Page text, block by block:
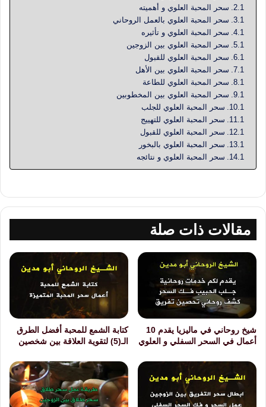
سحر المحبة العلوي و أهميته
سحر المحبة العلوي بالعمل الروحاني
سحر المحبة العلوي و تأثيره
سحر المحبة العلوي بين الزوجين
سحر المحبة العلوي للقبول
سحر المحبة العلوي بين الأهل
سحر المحبة العلوي للطاعة
سحر المحبة العلوي بين المخطوبين
سحر المحبة العلوي للجلب
سحر المحبة العلوي للتهييج
سحر المحبة العلوي للقبول
سحر المحبة العلوي بالبخور
سحر المحبة العلوي و نتائجه
مقالات ذات صلة
شيخ روحاني في ماليزيا يقدم 10
أعمال في السحر السفلي و العلوي
كتابة الشمع للمحبة أفضل الطرق
الـ(5) لتقوية العلاقة بين شخصين